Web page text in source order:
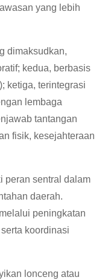
yang lebih
dimaksudkan,
kedua, berbasis
ketiga, terintegrasi
lembaga
tantangan
fisik, kesejahteraan
peran sentral dalam
daerah.
peningkatan
koordinasi
lonceng atau